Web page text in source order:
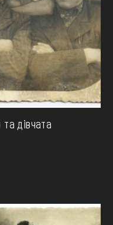
дівчата